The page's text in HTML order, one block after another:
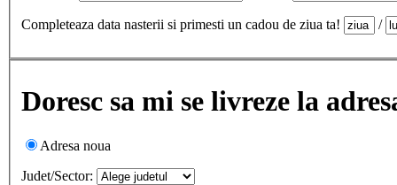
Completeaza data nasterii si primesti un cadou de ziua ta! /
Doresc sa mi se livreze la
Adresa noua
Judet/Sector: